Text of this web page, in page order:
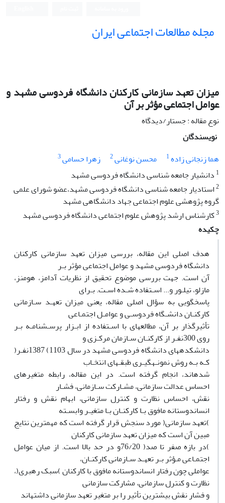
مجله مطالعات اجتماعی ایران
میزان تعهد سازمانی کارکنان دانشگاه فردوسی مشهد و
عوامل اجتماعی مؤثر بر آن
نوع مقاله : جستار/دیدگاه
نویسندگان
هما زنجانی زاده1 محسن نوغانی2 زهرا حسامی3
1 دانشیار جامعه شناسی دانشگاه فردوسی مشهد
2استادیار جامعه شناسی دانشگاه فردوسی مشهد،عضو شورای علمی
گروه پژوهشی علوم اجتماعی جهاد دانشگاهی مشهد
3کارشناس ارشد پژوهش علوم اجتماعی دانشگاه فردوسی مشهد
چکیده
هدف اصلی این مقاله، بررسی میزان تعهد سازمانی کارکنان
دانشگاه فردوسی مشهد و عوامل اجتماعی مؤثر بـر
آن است. جهت بررسی موضوع تحقیق از نظریات آدامز، هومنز،
مازلو، تیلـور و... اسـتفاده شـده اسـت. بـرای
پاسخگویی به سؤال اصلی مقاله، یعنی میزان تعهـد سـازمانی
کارکنـان دانشـگاه فردوسـی و عوامـل اجتمـاعی
تأثیرگذار بر آن، مطالعهای با اسـتفاده از ابـزار پرسـشنامـه بـر
روی 300نفـر از کارکنـان سـازمان مرکـزی و
دانشکدههای دانشگاه فردوسی مشهد در سال 1103) 1387نفـر(
کـه بـه روش نمونـهگیـری طبقـهای انتخـاب
شدهاند، انجام گرفته است. در این مقاله، رابطه متغیرهای
احساس عدالت سازمانی، مشـارکت سـازمانی، فشـار
نقش، احساس نظارت و کنترل سازمانی، ابهام نقش و رفتار
انساندوستانه مافوق بـا کارکنـان بـا متغیـر وابسـته
)تعهد سازمانی( مورد سنجش قرار گرفته است که مهمترین نتایج
مبین آن است که میزان تعهد سازمانی کارکنان
)در بازه صفر تا صد( 76/20و در حد بالا است. از میان عوامل
اجتمـاعی مـؤثر بـر تعهـد سـازمانی کارکنـان،
عواملی چون رفتار انساندوستانه مافوق با کارکنان )سبک رهبری(،
نظارت و کنترل سازمانی، مشارکت سازمانی
و فشار نقش بیشترین تأثیر را بر متغیر تعهد سازمانی داشتهاند